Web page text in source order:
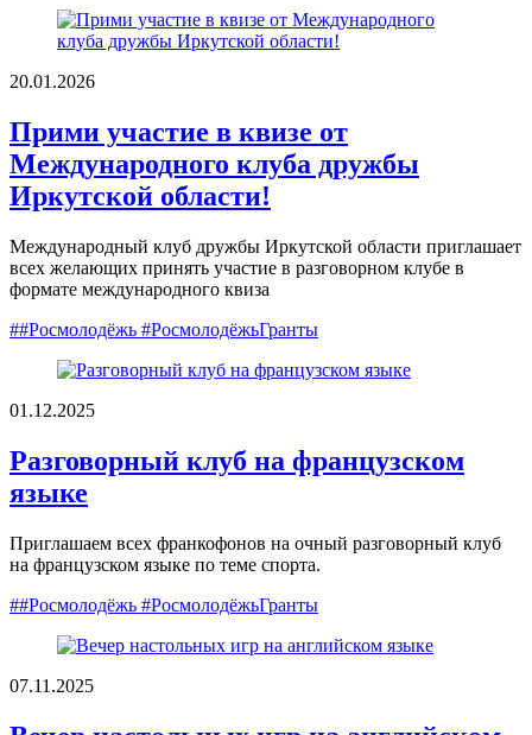
20.01.2026
Прими участие в квизе от
Международного клуба дружбы
Иркутской области!
Международный клуб дружбы Иркутской области приглашает
всех желающих принять участие в разговорном клубе в
формате международного квиза
##Росмолодёжь #РосмолодёжьГранты
01.12.2025
Разговорный клуб на французском
языке
Приглашаем всех франкофонов на очный разговорный клуб
на французском языке по теме спорта.
##Росмолодёжь #РосмолодёжьГранты
07.11.2025